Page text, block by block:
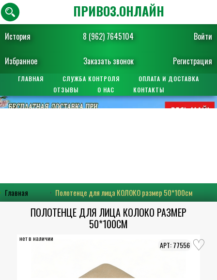
История 8 (962) 7645104 Войти
Избранное Заказать звонок Регистрация
ПРИВОЗ.ОНЛАЙН
ГЛАВНАЯ СЛУЖБА КОНТРОЛЯ
ОПЛАТА И ДОСТАВКА
ОТЗЫВЫ
О НАС КОНТАКТЫ
Главная Полотенце для лица КОЛОКО размер 50*100см
ПОЛОТЕНЦЕ ДЛЯ ЛИЦА КОЛОКО РАЗМЕР
50*100СМ
нет в наличии
77556